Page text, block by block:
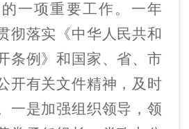
一项重要工作。一年
彻落实《中华人民共和
条例》和国家、省、市
开有关文件精神，及时
一是加强组织领导，领